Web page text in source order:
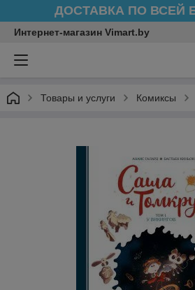
ДОСТАВКА ПО ВСЕЙ
Интернет-магазин Vimart.by
Товары и услуги Комиксы